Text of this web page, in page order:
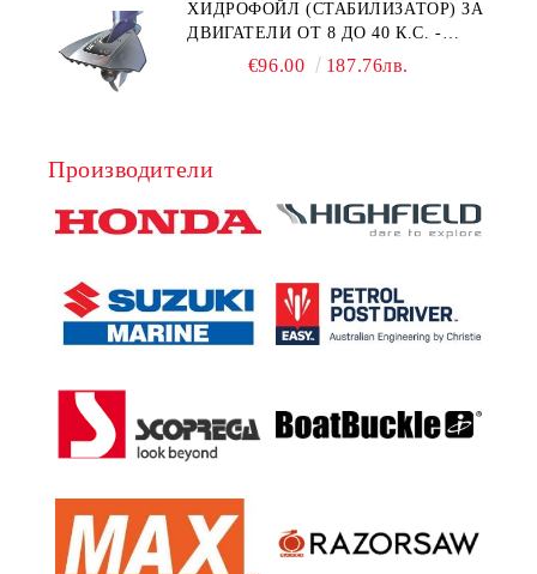
ХИДРОФОЙЛ (СТАБИЛИЗАТОР) ЗА
ДВИГАТЕЛИ ОТ 8 ДО 40 К.С. -
УНИВЕРСАЛЕН SE SPORT 200
€96.00 187.76лв.
Производители